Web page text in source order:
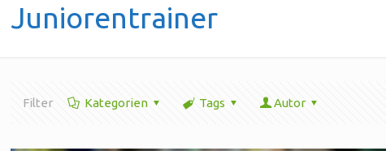
Juniorentrainer
Filter Kategorien Tags Autor